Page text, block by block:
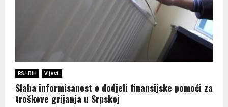
RS i BiH Vijesti
Slaba informisanost o dodjeli finansijske pomoći za
troškove grijanja u Srpskoj